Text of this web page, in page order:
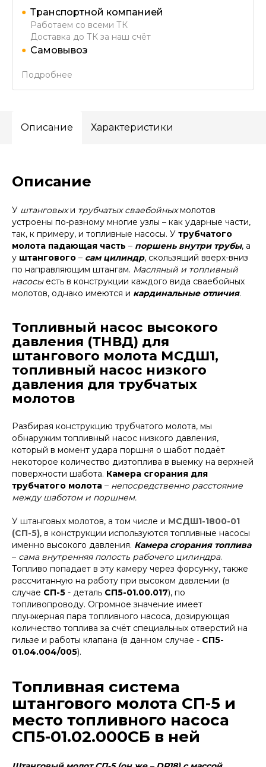
Транспортной компанией
Работаем со всеми ТК
Доставка до ТК за наш счёт
Самовывоз
Подробнее
Описание Характеристики
Описание
У штанговыхи трубчатых сваебойныхмолотов
устроены по-разному многие узлы – как ударные части,
так, к примеру, и топливные насосы. У трубчатого
молота падающая часть – поршень внутри трубы, а
у штангового – сам цилиндр, скользящий вверх-вниз
по направляющим штангам. Масляный и топливный
насосыесть в конструкции каждого вида сваебойных
молотов, однако имеются и кардинальные отличия.
Топливный насос высокого
давления (ТНВД) для
штангового молота МСДШ1,
топливный насос низкого
давления для трубчатых
молотов
Разбирая конструкцию трубчатого молота, мы
обнаружим топливный насос низкого давления,
который в момент удара поршня о шабот подаёт
некоторое количество дизтоплива в выемку на верхней
поверхности шабота. Камера сгорания для
трубчатого молота – непосредственно расстояние
между шаботом и поршнем.
У штанговых молотов, а том числе и МСДШ1-1800-01
(СП-5), в конструкции используются топливные насосы
именно высокого давления. Камера сгорания топлива
– сама внутренняя полость рабочего цилиндра.
Топливо попадает в эту камеру через форсунку, также
рассчитанную на работу при высоком давлении (в
случае СП-5 - деталь СП5-01.00.017), по
топливопроводу. Огромное значение имеет
плунжерная пара топливного насоса, дозирующая
количество топлива за счёт специальных отверстий на
гильзе и работы клапана (в данном случае - СП5-
01.04.004/005).
Топливная система
штангового молота СП-5 и
место топливного насоса
СП5-01.02.000СБ в ней